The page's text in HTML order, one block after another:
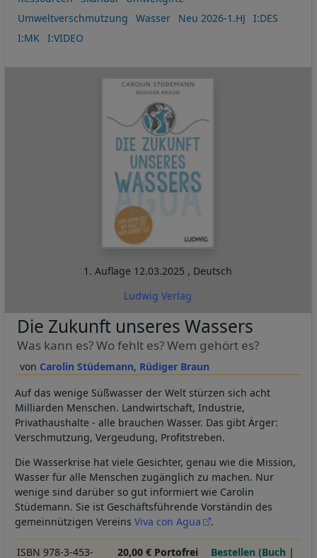
Umweltverschmutzung
Wasser Neu 2026-1.HJ
I:DES
I:MK
I:VIDEO
1. Auflage 12.03.2025 , Deutsch
Ludwig Verlag
Carolin Stüdemann Rüdiger Braun
Die Zukunft unseres Wassers
Was kann es? Wo fehlt es? Wem gehört es?
Auf das wenige Süßwasser der Welt stürzen sich acht
Milliarden Menschen. Landwirtschaft, Industrie,
Privathaushalte - alle brauchen Wasser. Das gibt Ärger:
Verschmutzung, Vergeudung, Profitstreben.
Die Wasserkrise hat viele Gesichter, genau wie die Mission,
Wasser für alle Menschen zugänglich zu machen. Nur
wenige sind darüber so gut informiert wie Carolin
Stüdemann. Sie ist Geschäftsführende Vorständin des
gemeinnützigen Vereins Viva con Agua .
ISBN 978-3-453-
20,00 € Portofrei
Bestellen (Buch |